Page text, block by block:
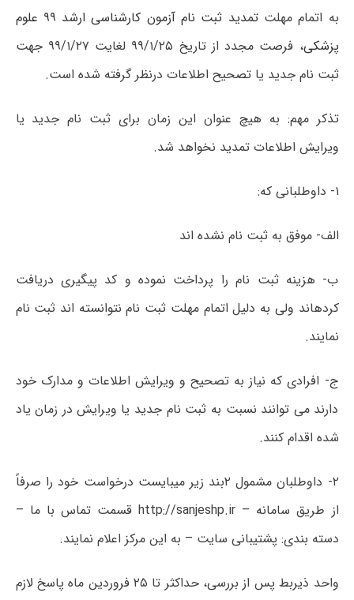
به اتمام مهلت
تمدید ثبت نام آزمون کارشناسی ارشد ۹۹ علوم
پزشکی، فرصت مجدد از تاریخ ۹۹/۱/۲۵ لغایت ۹۹/۱/۲۷
جهت
ثبت نام جدید یا تصحیح اطلاعات درنظر گرفته شده است.
تذکر مهم: به هیچ عنوان این زمان برای ثبت نام جدید یا
ویرایش اطلاعات تمدید نخواهد شد.
۱- داوطلبانی که:
الف- موفق به ثبت نام نشده اند
ب- هزینه ثبت نام را پرداخت نموده و کد پیگیری دریافت
کردهاند ولی به دلیل اتمام مهلت ثبت نام نتوانسته اند ثبت نام
نمایند.
ج- افرادی که نیاز به تصحیح و ویرایش اطلاعات و مدارک خود
دارند می توانند نسبت به ثبت نام جدید یا ویرایش در زمان یاد
شده اقدام کنند.
۲-
داوطلبان مشمول ۲بند زیر میبایست درخواست خود را صرفاً
از طریق سامانه – http://sanjeshp.ir قسمت تماس با ما –
دسته بندی: پشتیبانی سایت – به این مرکز اعلام نمایند.
واحد ذیربط پس از بررسی، حداکثر تا ۲۵ فروردین ماه پاسخ لازم